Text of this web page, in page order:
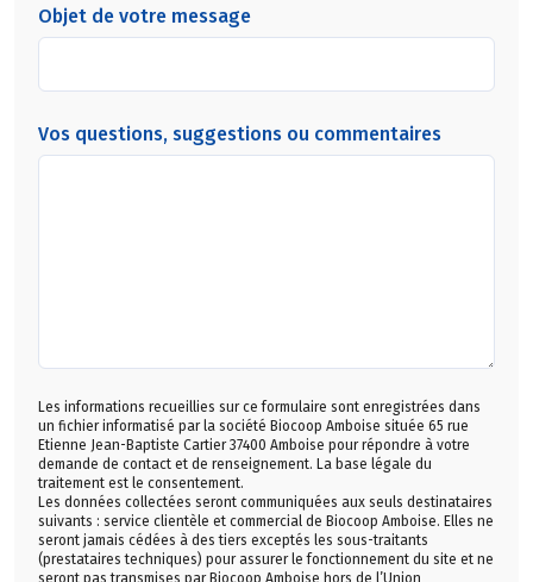
Objet de votre message
Vos questions, suggestions ou commentaires
Les informations recueillies sur ce formulaire sont enregistrées dans
un fichier informatisé par la société Biocoop Amboise située 65 rue
Etienne Jean-Baptiste Cartier 37400 Amboise pour répondre à votre
demande de contact et de renseignement. La base légale du
traitement est le consentement.
Les données collectées seront communiquées aux seuls destinataires
suivants : service clientèle et commercial de Biocoop Amboise. Elles ne
seront jamais cédées à des tiers exceptés les sous-traitants
(prestataires techniques) pour assurer le fonctionnement du site et ne